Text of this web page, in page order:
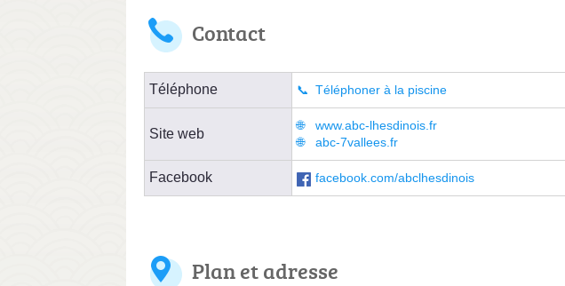
Contact
Téléphone Téléphoner à la piscine
Site web
www.abc-lhesdinois.fr
abc-7vallees.fr
Facebook facebook.com/abclhesdinois
Plan et adresse